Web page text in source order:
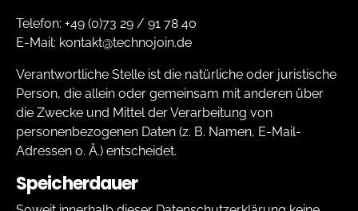
Telefon: +49 (0)73 29 / 91 78 40
E-Mail: kontakt@technojoin.de
Verantwortliche Stelle ist die natürliche oder juristische
Person, die allein oder gemeinsam mit anderen über
die Zwecke und Mittel der Verarbeitung von
personenbezogenen Daten (z. B. Namen, E-Mail-
Adressen o. Ä.) entscheidet.
Speicherdauer